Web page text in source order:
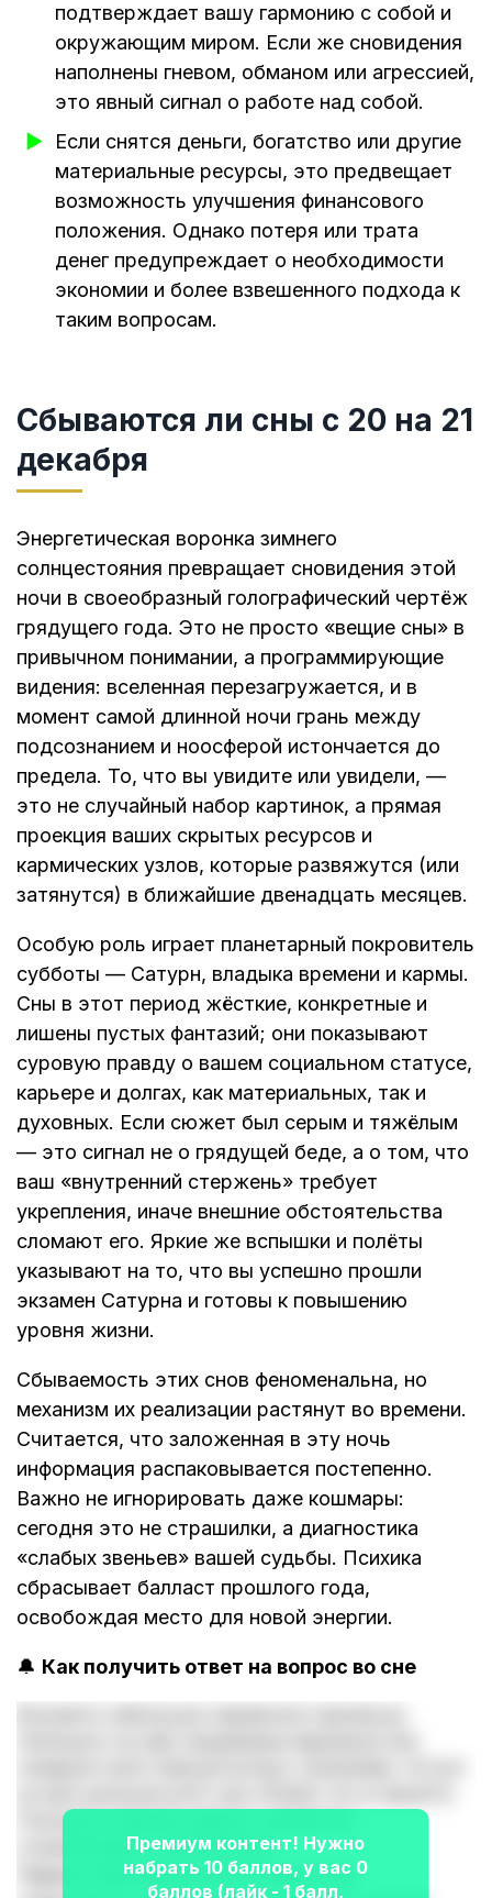
подтверждает вашу гармонию с собой и
окружающим миром. Если же сновидения
наполнены гневом, обманом или агрессией,
это явный сигнал о работе над собой.
Если снятся деньги, богатство или другие
материальные ресурсы, это предвещает
возможность улучшения финансового
положения. Однако потеря или трата
денег предупреждает о необходимости
экономии и более взвешенного подхода к
таким вопросам.
Сбываются ли сны с 20 на 21
декабря
Энергетическая воронка зимнего
солнцестояния превращает сновидения этой
ночи в своеобразный голографический чертёж
грядущего года. Это не просто «вещие сны» в
привычном понимании, а программирующие
видения: вселенная перезагружается, и в
момент самой длинной ночи грань между
подсознанием и ноосферой истончается до
предела. То, что вы увидите или увидели, —
это не случайный набор картинок, а прямая
проекция ваших скрытых ресурсов и
кармических узлов, которые развяжутся (или
затянутся) в ближайшие двенадцать месяцев.
Особую роль играет планетарный покровитель
субботы — Сатурн, владыка времени и кармы.
Сны в этот период жёсткие, конкретные и
лишены пустых фантазий; они показывают
суровую правду о вашем социальном статусе,
карьере и долгах, как материальных, так и
духовных. Если сюжет был серым и тяжёлым
— это сигнал не о грядущей беде, а о том, что
ваш «внутренний стержень» требует
укрепления, иначе внешние обстоятельства
сломают его. Яркие же вспышки и полёты
указывают на то, что вы успешно прошли
экзамен Сатурна и готовы к повышению
уровня жизни.
Сбываемость этих снов феноменальна, но
механизм их реализации растянут во времени.
Считается, что заложенная в эту ночь
информация распаковывается постепенно.
Важно не игнорировать даже кошмары:
сегодня это не страшилки, а диагностика
«слабых звеньев» вашей судьбы. Психика
сбрасывает балласт прошлого года,
освобождая место для новой энергии.
🔔 Как получить ответ на вопрос во сне
Положите зеркало рядом с кроватью
отражающей стороной вниз.
Перед сном произнесите шёпотом:
Премиум контент! Нужно
набрать 10 баллов, у вас 0
баллов (лайк - 1 балл,